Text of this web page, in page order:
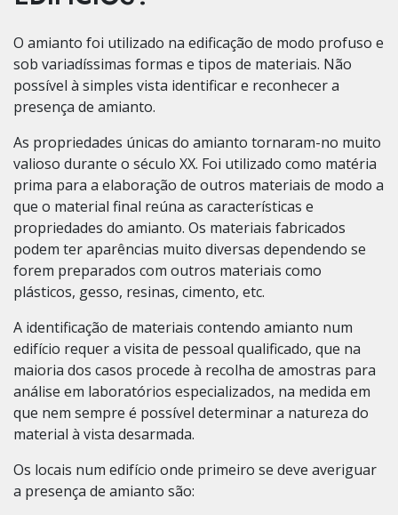
O amianto foi utilizado na edificação de modo profuso e
sob variadíssimas formas e tipos de materiais. Não
possível à simples vista identificar e reconhecer a
presença de amianto.
As propriedades únicas do amianto tornaram-no muito
valioso durante o século XX. Foi utilizado como matéria
prima para a elaboração de outros materiais de modo a
que o material final reúna as características e
propriedades do amianto. Os materiais fabricados
podem ter aparências muito diversas dependendo se
forem preparados com outros materiais como
plásticos, gesso, resinas, cimento, etc.
A identificação de materiais contendo amianto num
edifício requer a visita de pessoal qualificado, que na
maioria dos casos procede à recolha de amostras para
análise em laboratórios especializados, na medida em
que nem sempre é possível determinar a natureza do
material à vista desarmada.
Os locais num edifício onde primeiro se deve averiguar
a presença de amianto são: